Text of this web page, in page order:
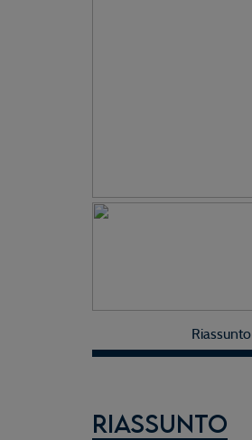
Riassunto
Riassunto